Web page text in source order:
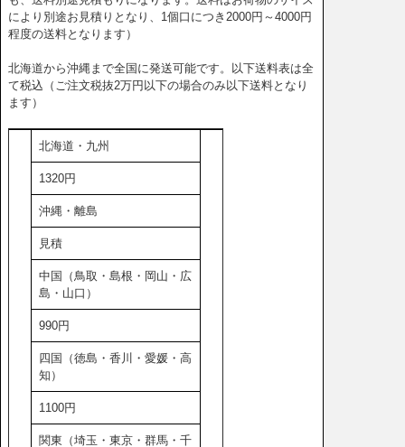
により別途お見積りとなり、1個口につき2000円～4000円
程度の送料となります）
北海道から沖縄まで全国に発送可能です。以下送料表は全
て税込（ご注文税抜2万円以下の場合のみ以下送料となり
ます）
北海道・九州
1320円
沖縄・離島
見積
中国（鳥取・島根・岡山・広
島・山口）
990円
四国（徳島・香川・愛媛・高
知）
1100円
関東（埼玉・東京・群馬・千